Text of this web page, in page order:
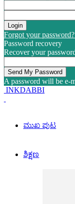
Forgot your
Password recovery
Recover your
A password will be e-
INKDABBI
ಮುಖ ಪುಟ
ಶಿಕ್ಷಣ